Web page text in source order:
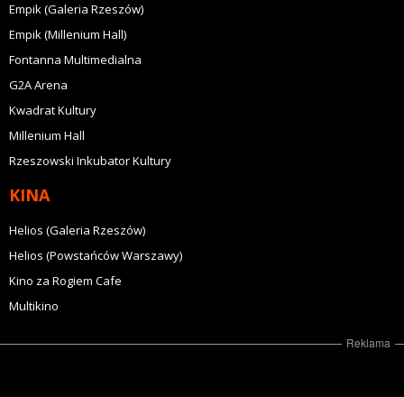
Empik (Galeria Rzeszów)
Empik (Millenium Hall)
Fontanna Multimedialna
G2A Arena
Kwadrat Kultury
Millenium Hall
Rzeszowski Inkubator Kultury
KINA
Helios (Galeria Rzeszów)
Helios (Powstańców Warszawy)
Kino za Rogiem Cafe
Multikino
Reklama